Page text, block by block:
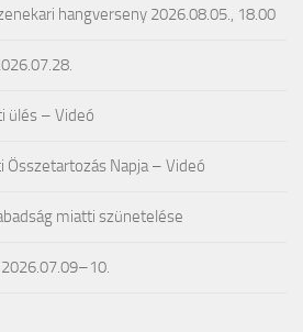
hangverseny 2026.08.05., 18.00
ülés – Videó
Napja – Videó
miatti szünetelése